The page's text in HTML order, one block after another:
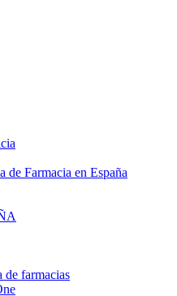
de Farmacia en España
de farmacias